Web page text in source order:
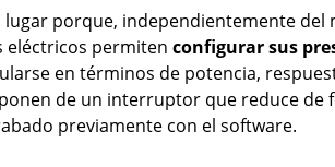
lugar porque, independientemente
eléctricos permiten configurar sus
en términos de potencia,
de un interruptor que reduce
previamente con el software.